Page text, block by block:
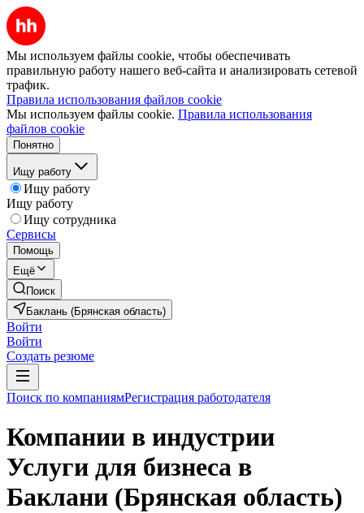
Мы используем файлы cookie, чтобы обеспечивать
правильную работу нашего веб-сайта и анализировать сетевой
трафик.
Правила использования файлов cookie
Мы используем файлы cookie. Правила использования
файлов cookie
Понятно
Ищу работу
Ищу работу
Ищу работу
Ищу сотрудника
Сервисы
Помощь
Ещё
Поиск
Баклань (Брянская область)
Войти
Войти
Создать резюме
Поиск по компаниямРегистрация работодателя
Компании в индустрии
Услуги для бизнеса в
Баклани (Брянская область)